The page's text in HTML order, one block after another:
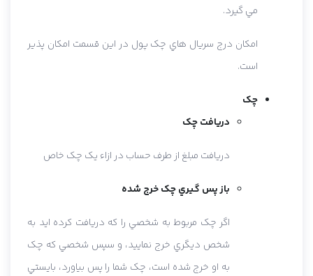
مي گيرد.
امکان درج سريال هاي چک پول در اين قسمت امکان پذير
است.
چک
دريافت چک
دريافت مبلغ از طرف حساب در ازاء يک چک خاص
باز پس گيري چک خرج شده
اگر چک مربوط به شخصي را که دريافت کرده ايد به
شخص ديگري خرج نماييد، و سپس شخصي که چک
به او خرج شده است، چک شما را پس بياورد، بايستي